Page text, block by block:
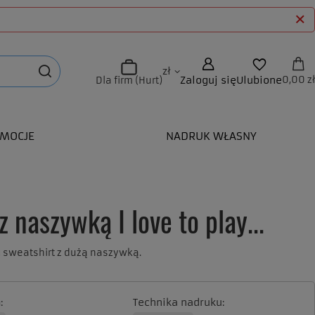
Dla firm (Hurt)
zł
Zaloguj sięUlubione0,00 zł
NADRUK WŁASNY
naszywką I love to play...
sweatshirt z dużą naszywką.
Technika nadruku